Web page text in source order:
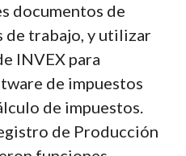
documentos de
de trabajo, y utilizar
INVEX para
de impuestos
de impuestos.
de Producción